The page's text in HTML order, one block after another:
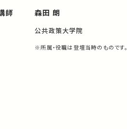
師 森田 朗
公共政策大学院
※所属・役職は登壇当時のものです。